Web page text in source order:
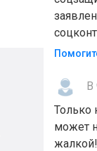
В
Только
может